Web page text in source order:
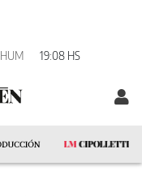
HUM 19:08 HS